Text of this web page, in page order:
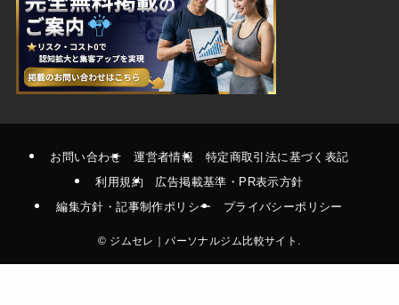
お問い合わせ 運営者情報
特定商取引法に基づく表記
利用規約
広告掲載基準・PR表示方針
編集方針・記事制作ポリシー
プライバシーポリシー
© ジムセレ｜パーソナルジム比較サイト.